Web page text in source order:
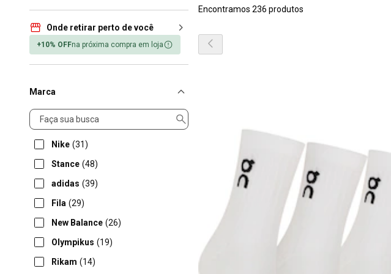
Onde retirar perto de você
+10% OFFna próxima compra em loja
Marca
Marca
Nike (31)
Stance (48)
adidas (39)
Fila (29)
New Balance (26)
Olympikus (19)
Rikam (14)
Encontramos 236 produtos